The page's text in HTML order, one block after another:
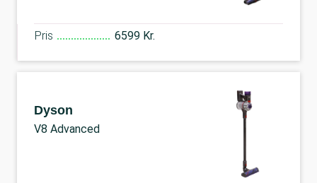
Pris 6599 Kr.
Dyson
V8 Advanced